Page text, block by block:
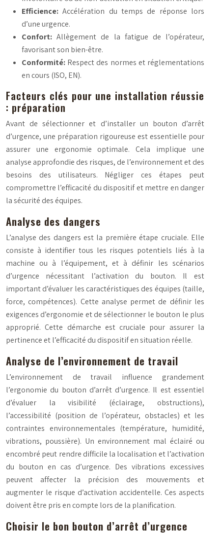
Efficience:Accélération du temps de réponse lors
d’une urgence.
Confort:Allègement de la fatigue de l’opérateur,
favorisant son bien-être.
Conformité: Respect des normes et réglementations
en cours (ISO, EN).
Facteurs clés pour une installation réussie
: préparation
Avant de sélectionner et d’installer un bouton d’arrêt
d’urgence, une préparation rigoureuse est essentielle pour
assurer une ergonomie optimale. Cela implique une
analyse approfondie des risques, de l’environnement et des
besoins des utilisateurs. Négliger ces étapes peut
compromettre l’efficacité du dispositif et mettre en danger
la sécurité des équipes.
Analyse des dangers
L’analyse des dangers est la première étape cruciale. Elle
consiste à identifier tous les risques potentiels liés à la
machine ou à l’équipement, et à définir les scénarios
d’urgence nécessitant l’activation du bouton. Il est
important d’évaluer les caractéristiques des équipes (taille,
force, compétences). Cette analyse permet de définir les
exigences d’ergonomie et de sélectionner le bouton le plus
approprié. Cette démarche est cruciale pour assurer la
pertinence et l’efficacité du dispositif en situation réelle.
Analyse de l’environnement de travail
L’environnement de travail influence grandement
l’ergonomie du bouton d’arrêt d’urgence. Il est essentiel
d’évaluer la visibilité (éclairage, obstructions),
l’accessibilité (position de l’opérateur, obstacles) et les
contraintes environnementales (température, humidité,
vibrations, poussière). Un environnement mal éclairé ou
encombré peut rendre difficile la localisation et l’activation
du bouton en cas d’urgence. Des vibrations excessives
peuvent affecter la précision des mouvements et
augmenter le risque d’activation accidentelle. Ces aspects
doivent être pris en compte lors de la planification.
Choisir le bon bouton d’arrêt d’urgence